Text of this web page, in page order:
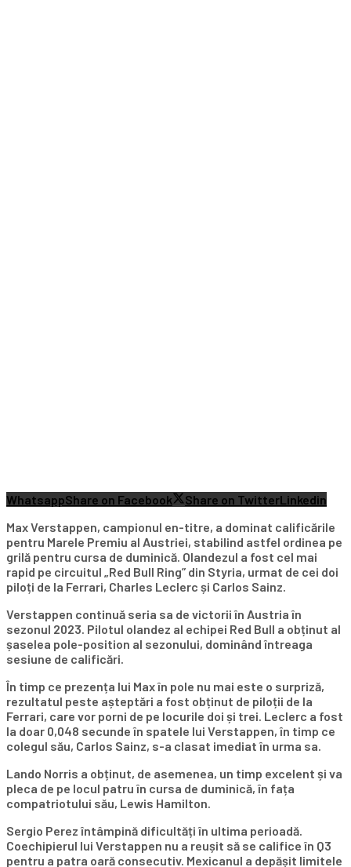
WhatsappShare on Facebook Share on TwitterLinkedin
Max Verstappen, campionul en-titre, a dominat calificările
pentru Marele Premiu al Austriei, stabilind astfel ordinea pe
grilă pentru cursa de duminică. Olandezul a fost cel mai
rapid pe circuitul „Red Bull Ring” din Styria, urmat de cei doi
piloți de la Ferrari, Charles Leclerc și Carlos Sainz.
Verstappen continuă seria sa de victorii în Austria în
sezonul 2023. Pilotul olandez al echipei Red Bull a obținut al
șaselea pole-position al sezonului, dominând întreaga
sesiune de calificări.
În timp ce prezența lui Max în pole nu mai este o surpriză,
rezultatul peste așteptări a fost obținut de piloții de la
Ferrari, care vor porni de pe locurile doi și trei. Leclerc a fost
la doar 0,048 secunde în spatele lui Verstappen, în timp ce
colegul său, Carlos Sainz, s-a clasat imediat în urma sa.
Lando Norris a obținut, de asemenea, un timp excelent și va
pleca de pe locul patru în cursa de duminică, în fața
compatriotului său, Lewis Hamilton.
Sergio Perez întâmpină dificultăți în ultima perioadă.
Coechipierul lui Verstappen nu a reușit să se califice în Q3
pentru a patra oară consecutiv. Mexicanul a depășit limitele